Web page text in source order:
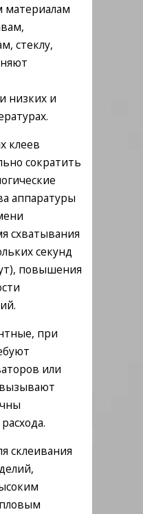
материалам
стеклу,
низких и
клеев
сократить
аппаратуры
схватывания
секунд
повышения
при
или
склеивания